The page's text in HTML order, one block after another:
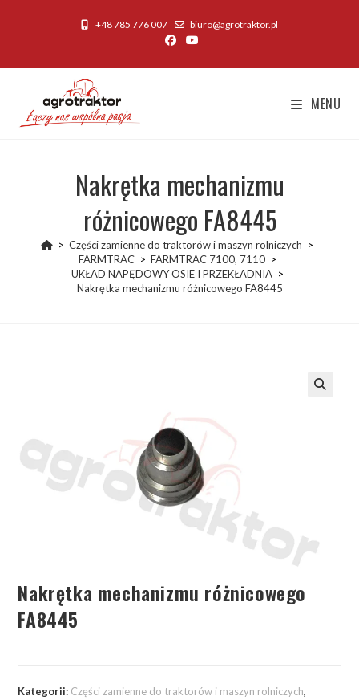
+48 785 776 007 biuro@agrotraktor.pl
MENU
Nakrętka mechanizmu
różnicowego FA8445
> Części zamienne do traktorów i maszyn rolniczych >
FARMTRAC > FARMTRAC 7100, 7110 >
UKŁAD NAPĘDOWY OSIE I PRZEKŁADNIA >
Nakrętka mechanizmu różnicowego FA8445
Nakrętka mechanizmu różnicowego
FA8445
Kategorii: Części zamienne do traktorów i maszyn rolniczych,